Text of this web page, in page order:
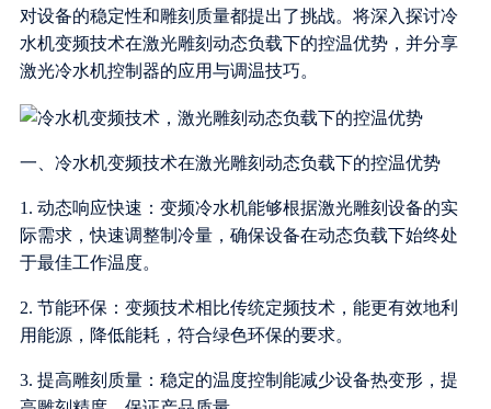
对设备的稳定性和雕刻质量都提出了挑战。将深入探讨冷
水机变频技术在激光雕刻动态负载下的控温优势，并分享
激光冷水机控制器的应用与调温技巧。
一、冷水机变频技术在激光雕刻动态负载下的控温优势
1. 动态响应快速：变频冷水机能够根据激光雕刻设备的实
际需求，快速调整制冷量，确保设备在动态负载下始终处
于最佳工作温度。
2. 节能环保：变频技术相比传统定频技术，能更有效地利
用能源，降低能耗，符合绿色环保的要求。
3. 提高雕刻质量：稳定的温度控制能减少设备热变形，提